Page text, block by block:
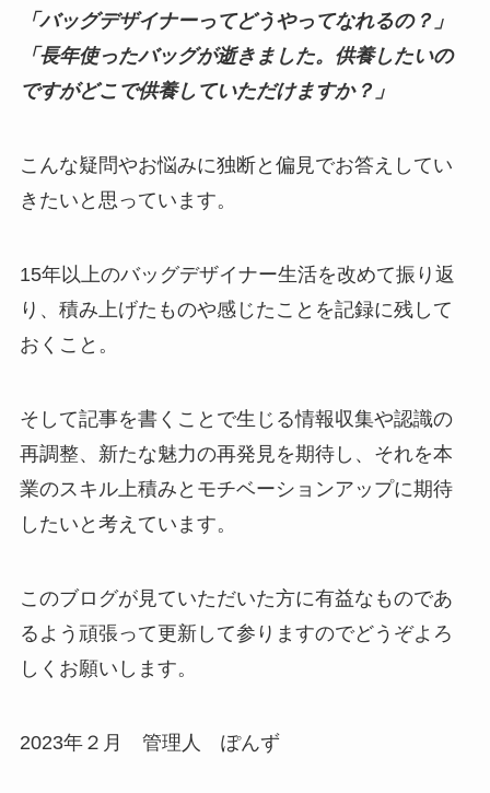
「バッグデザイナーってどうやってなれるの？」
「長年使ったバッグが逝きました。供養したいの
ですがどこで供養していただけますか？」
こんな疑問やお悩みに独断と偏見でお答えしてい
きたいと思っています。
15年以上のバッグデザイナー生活を改めて振り返
り、積み上げたものや感じたことを記録に残して
おくこと。
そして記事を書くことで生じる情報収集や認識の
再調整、新たな魅力の再発見を期待し、それを本
業のスキル上積みとモチベーションアップに期待
したいと考えています。
このブログが見ていただいた方に有益なものであ
るよう頑張って更新して参りますのでどうぞよろ
しくお願いします。
2023年２月 管理人 ぽんず